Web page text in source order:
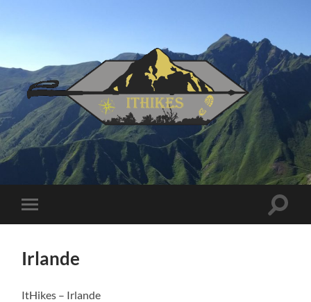
IT
Hikes
Toggle
mobile
Toggle
Irlande
ItHikes – Irlande